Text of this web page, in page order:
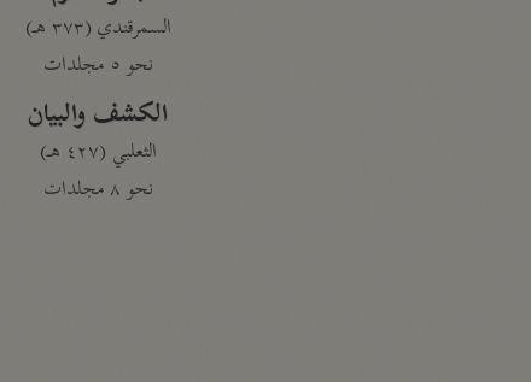
السمرقندي (٣٧٣ هـ)
نحو ٥ مجلدات
الكشف والبيان
الثعلبي (٤٢٧ هـ)
نحو ٨ مجلدات